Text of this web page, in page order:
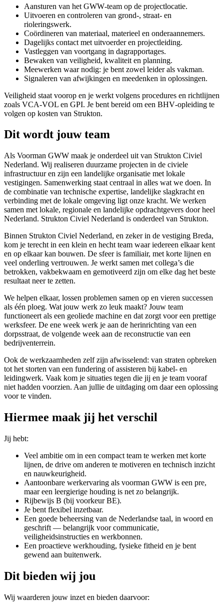
Aansturen van het GWW‑team op de projectlocatie.
Uitvoeren en controleren van grond-, straat- en
rioleringswerk.
Coördineren van materiaal, materieel en onderaannemers.
Dagelijks contact met uitvoerder en projectleiding.
Vastleggen van voortgang in dagrapportages.
Bewaken van veiligheid, kwaliteit en planning.
Meewerken waar nodig: je bent zowel leider als vakman.
Signaleren van afwijkingen en meedenken in oplossingen.
Veiligheid staat voorop en je werkt volgens procedures en richtlijnen
zoals VCA‑VOL en GPI. Je bent bereid om een BHV‑opleiding te
volgen op kosten van Strukton.
Dit wordt jouw team
Als Voorman GWW maak je onderdeel uit van Strukton Civiel
Nederland. Wij realiseren duurzame projecten in de civiele
infrastructuur en zijn een landelijke organisatie met lokale
vestigingen. Samenwerking staat centraal in alles wat we doen. In
de combinatie van technische expertise, landelijke slagkracht en
verbinding met de lokale omgeving ligt onze kracht. We werken
samen met lokale, regionale en landelijke opdrachtgevers door heel
Nederland. Strukton Civiel Nederland is onderdeel van Strukton.
Binnen Strukton Civiel Nederland, en zeker in de vestiging Breda,
kom je terecht in een klein en hecht team waar iedereen elkaar kent
en op elkaar kan bouwen. De sfeer is familiair, met korte lijnen en
veel onderling vertrouwen. Je werkt samen met collega’s die
betrokken, vakbekwaam en gemotiveerd zijn om elke dag het beste
resultaat neer te zetten.
We helpen elkaar, lossen problemen samen op en vieren successen
als één ploeg. Wat jouw werk zo leuk maakt? Jouw team
functioneert als een geoliede machine en dat zorgt voor een prettige
werksfeer. De ene week werk je aan de herinrichting van een
dorpsstraat, de volgende week aan de reconstructie van een
bedrijventerrein.
Ook de werkzaamheden zelf zijn afwisselend: van straten opbreken
tot het storten van een fundering of assisteren bij kabel- en
leidingwerk. Vaak kom je situaties tegen die jij en je team vooraf
niet hadden voorzien. Aan jullie de uitdaging om daar een oplossing
voor te vinden.
Hiermee maak jij het verschil
Jij hebt:
Veel ambitie om in een compact team te werken met korte
lijnen, de drive om anderen te motiveren en technisch inzicht
en nauwkeurigheid.
Aantoonbare werkervaring als voorman GWW is een pre,
maar een leergierige houding is net zo belangrijk.
Rijbewijs B (bij voorkeur BE).
Je bent flexibel inzetbaar.
Een goede beheersing van de Nederlandse taal, in woord en
geschrift — belangrijk voor communicatie,
veiligheidsinstructies en werkbonnen.
Een proactieve werkhouding, fysieke fitheid en je bent
gewend aan buitenwerk.
Dit bieden wij jou
Wij waarderen jouw inzet en bieden daarvoor: